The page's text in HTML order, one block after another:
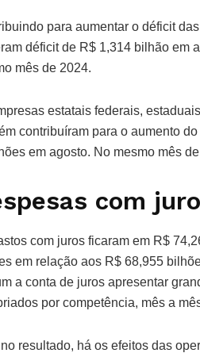
para aumentar o déficit
déficit de R$ 1,314 bilhão em
mês de 2024.
estatais federais,
contribuíram para o aumento
em agosto. No mesmo mês
com
com juros ficaram em R$
em relação aos R$ 68,955
a conta de juros apresentar
por competência, mês a
no resultado, há os efeitos das